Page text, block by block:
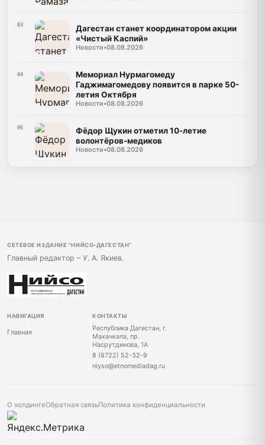
03
Дагестан станет координатором акции
«Чистый Каспий»
Новости•08.08.2026
04
Мемориал Нурмагомеду
Гаджимагомедову появится в парке 50-
летия Октября
Новости•08.08.2026
05
Фёдор Щукин отметил 10-летие
волонтёров-медиков
Новости•08.08.2026
СЕТЕВОЕ ИЗДАНИЕ "НИЙСО-ДАГЕСТАН"
Главный редактор – У. А. Якиев.
НАВИГАЦИЯ
Главная
КОНТАКТЫ
Республика Дагестан, г.
Махачкала, пр.
Насрутдинова, 1А
8 (8722) 52-32-9
niyso@etnomediadag.ru
О холдингеОбратная связьПолитика конфиденциальности